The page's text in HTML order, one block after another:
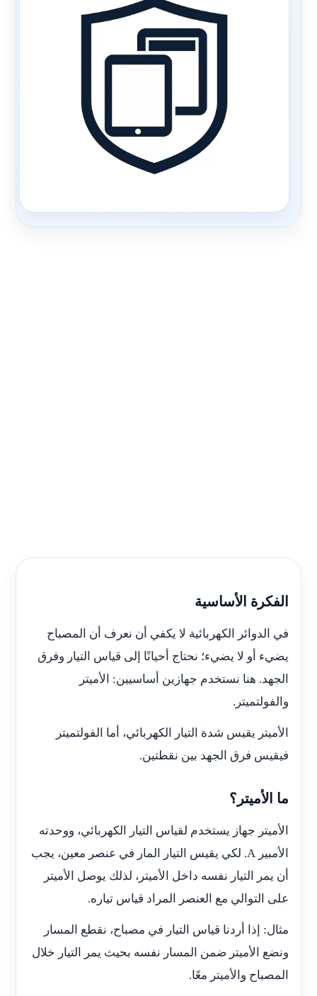
الفكرة الأساسية
في الدوائر الكهربائية لا يكفي أن نعرف أن المصباح
يضيء أو لا يضيء؛ نحتاج أحيانًا إلى قياس التيار وفرق
الجهد. هنا نستخدم جهازين أساسيين: الأميتر
والفولتميتر.
الأميتر يقيس شدة التيار الكهربائي، أما الفولتميتر
فيقيس فرق الجهد بين نقطتين.
ما الأميتر؟
الأميتر جهاز يستخدم لقياس التيار الكهربائي، ووحدته
الأمبير A. لكي يقيس التيار المار في عنصر معين، يجب
أن يمر التيار نفسه داخل الأميتر، لذلك يوصل الأميتر
على التوالي مع العنصر المراد قياس تياره.
مثال: إذا أردنا قياس التيار في مصباح، نقطع المسار
ونضع الأميتر ضمن المسار نفسه بحيث يمر التيار خلال
المصباح والأميتر معًا.